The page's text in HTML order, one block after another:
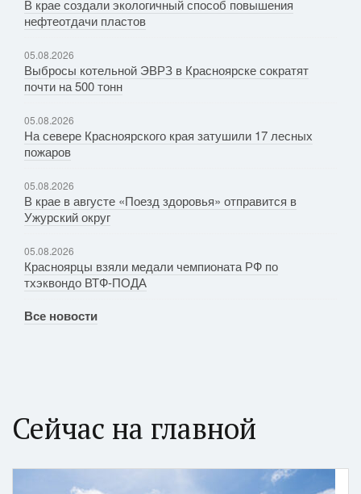
В крае создали экологичный способ повышения
нефтеотдачи пластов
05.08.2026
Выбросы котельной ЭВРЗ в Красноярске сократят
почти на 500 тонн
05.08.2026
На севере Красноярского края затушили 17 лесных
пожаров
05.08.2026
В крае в августе «Поезд здоровья» отправится в
Ужурский округ
05.08.2026
Красноярцы взяли медали чемпионата РФ по
тхэквондо ВТФ-ПОДА
Все новости
Сейчас на главной